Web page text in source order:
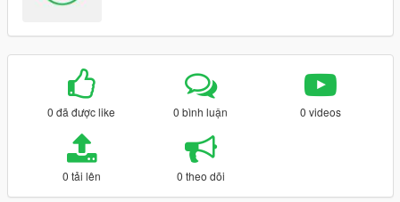
0 đã được like 0 bình luận 0 videos
0 tải lên 0 theo dõi